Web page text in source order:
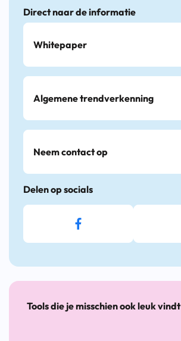
Direct naar de informatie
Whitepaper
Algemene trendverkenning
Neem contact op
Delen op socials
Tools die je misschien ook leuk vindt